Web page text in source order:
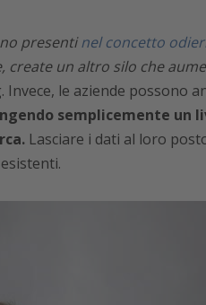
presentinel concetto
un altro silo che
Invece, le aziende possono
semplicemente un
Lasciare i dati al loro